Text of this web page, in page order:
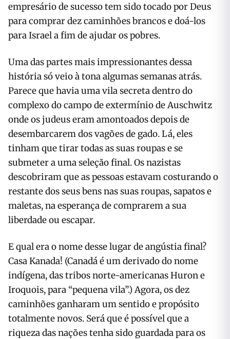
empresário de sucesso tem sido tocado por Deus
para comprar dez caminhões brancos e doá-los
para Israel a fim de ajudar os pobres.
Uma das partes mais impressionantes dessa
história só veio à tona algumas semanas atrás.
Parece que havia uma vila secreta dentro do
complexo do campo de extermínio de Auschwitz
onde os judeus eram amontoados depois de
desembarcarem dos vagões de gado. Lá, eles
tinham que tirar todas as suas roupas e se
submeter a uma seleção final. Os nazistas
descobriram que as pessoas estavam costurando o
restante dos seus bens nas suas roupas, sapatos e
maletas, na esperança de comprarem a sua
liberdade ou escapar.
E qual era o nome desse lugar de angústia final?
Casa Kanada! (Canadá é um derivado do nome
indígena, das tribos norte-americanas Huron e
Iroquois, para “pequena vila”.) Agora, os dez
caminhões ganharam um sentido e propósito
totalmente novos. Será que é possível que a
riqueza das nações tenha sido guardada para os